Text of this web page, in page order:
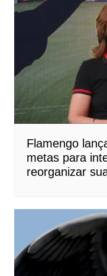
Flamengo
metas para
reorganizar